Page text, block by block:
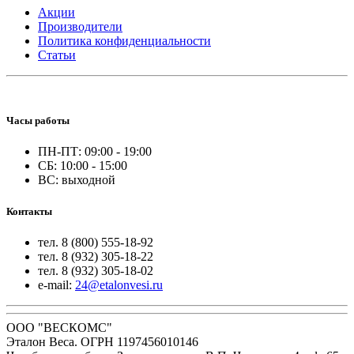
Акции
Производители
Политика конфиденциальности
Статьи
Часы работы
ПН-ПТ: 09:00 - 19:00
СБ: 10:00 - 15:00
ВС: выходной
Контакты
тел. 8 (800) 555-18-92
тел. 8 (932) 305-18-22
тел. 8 (932) 305-18-02
e-mail: 24@etalonvesi.ru
ООО "ВЕСКОМС"
Эталон Веса. ОГРН 1197456010146